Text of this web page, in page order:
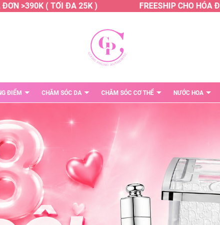
>390K ( TỐI ĐA 25K ) FREESHIP CHO HÓA ĐƠN
ĐIỂM CHĂM SÓC DA CHĂM SÓC CƠ THỂ NƯỚC HOA